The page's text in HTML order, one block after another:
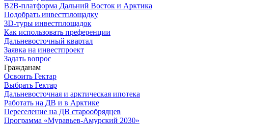
B2B-платформа Дальний Восток и Арктика
Подобрать инвестплощадку
3D-туры инвестплощадок
Как использовать преференции
Дальневосточный квартал
Заявка на инвестпроект
Задать вопрос
Гражданам
Освоить Гектар
Выбрать Гектар
Дальневосточная и арктическая ипотека
Работать на ДВ и в Арктике
Переселение на ДВ старообрядцев
Программа «Муравьев-Амурский 2030»